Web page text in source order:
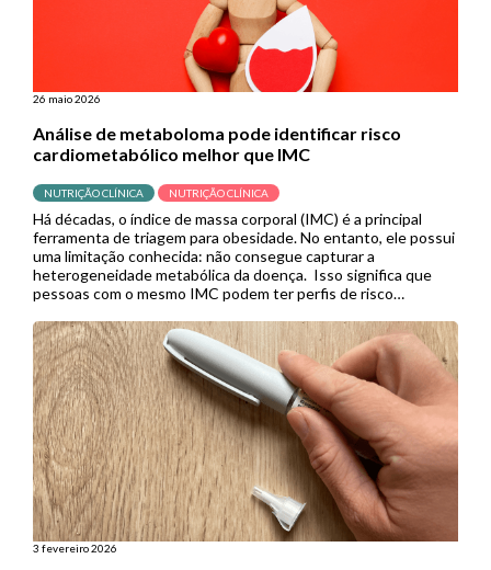
26 maio 2026
Análise de metaboloma pode identificar risco
cardiometabólico melhor que IMC
NUTRIÇÃO CLÍNICA NUTRIÇÃO CLÍNICA
Há décadas, o índice de massa corporal (IMC) é a principal
ferramenta de triagem para obesidade. No entanto, ele possui
uma limitação conhecida: não consegue capturar a
heterogeneidade metabólica da doença. Isso significa que
pessoas com o mesmo IMC podem ter perfis de risco
acabam sem diagnóstico ou tratamento […]
3 fevereiro 2026